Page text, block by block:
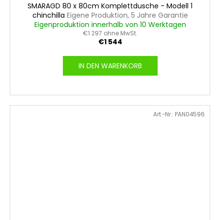
SMARAGD 80 x 80cm Komplettdusche - Modell 1
chinchilla Eigene Produktion, 5 Jahre Garantie
Eigenproduktion innerhalb von 10 Werktagen
€1 297 ohne MwSt.
€1 544
IN DEN WARENKORB
Art.-Nr.: PAN04596